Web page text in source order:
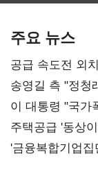
주요 뉴스
공급 속도전 외
리모델링' 제안
송영길 측 "정청
총선 지휘 못해"
이 대통령 "국가
진실 밝혀야"
주택공급 '동상
'금융복합기업